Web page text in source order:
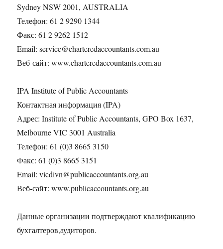
Sydney NSW 2001, AUSTRALIA
Телефон: 61 2 9290 1344
Факс: 61 2 9262 1512
Email: service@charteredaccountants.com.au
Веб-сайт: www.charteredaccountants.com.au
IPA Institute of Public Accountants
Контактная информация (IPA)
Адрес: Institute of Public Accountants, GPO Box 1637,
Melbourne VIC 3001 Australia
Телефон: 61 (0)3 8665 3150
Факс: 61 (0)3 8665 3151
Email: vicdivn@publicaccountants.org.au
Веб-сайт: www.publicaccountants.org.au
Данные организации подтверждают квалификацию
бухгалтеров,аудиторов.